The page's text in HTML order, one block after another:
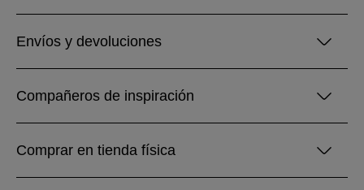
Envíos y devoluciones
Compañeros de inspiración
Comprar en tienda física